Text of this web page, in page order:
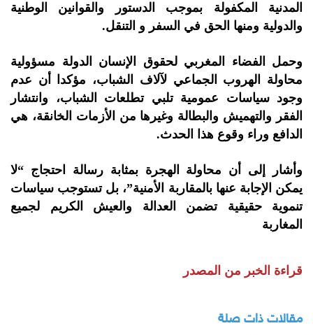
المدنية المكفولة بموجب الدستور والقوانين الوطنية
والدولية ومنها الحق في السفر و التنقل.
وحمل الفضاء المغربي لحقوق الإنسان الدولة مسؤولية
محاولة الهروب الجماعي لآلاف الشباب، مؤكدا أن عدم
وجود سياسات عمومية تلبي تطلعات الشباب، وانتشار
الفقر والتهميش والبطالة وغيرها من الأزمات الخانقة، هي
الدافع وراء وقوع هذا الحدث.
وأشار إلى أن محاولة الهجرة بمثابة رسالة احتجاج “لا
يمكن الإجابة عنها بالمقاربة الأمنية”، بل تستوجب سياسات
تنموية حقيقية تضمن العدالة والعيش الكريم لجميع
المغاربة
قراءة الخبر من المصدر
مقالات ذات صلة